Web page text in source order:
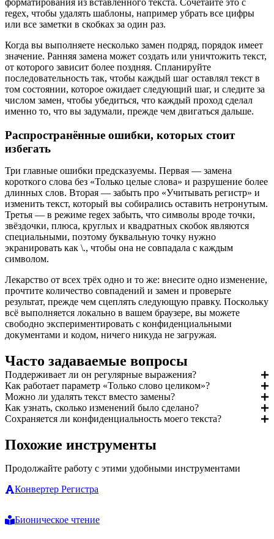
форматирования из вставленного текста. Сочетайте это с
regex, чтобы удалять шаблоны, например убрать все цифры
или все заметки в скобках за один раз.
Когда вы выполняете несколько замен подряд, порядок имеет
значение. Ранняя замена может создать или уничтожить текст,
от которого зависит более поздняя. Спланируйте
последовательность так, чтобы каждый шаг оставлял текст в
том состоянии, которое ожидает следующий шаг, и следите за
числом замен, чтобы убедиться, что каждый проход сделал
именно то, что вы задумали, прежде чем двигаться дальше.
Распространённые ошибки, которых стоит
избегать
Три главные ошибки предсказуемы. Первая — замена
короткого слова без «Только целые слова» и разрушение более
длинных слов. Вторая — забыть про «Учитывать регистр» и
изменить текст, который вы собирались оставить нетронутым.
Третья — в режиме regex забыть, что символы вроде точки,
звёздочки, плюса, круглых и квадратных скобок являются
специальными, поэтому буквальную точку нужно
экранировать как \., чтобы она не совпадала с каждым
символом.
Лекарство от всех трёх одно и то же: внесите одно изменение,
прочтите количество совпадений и замен и проверьте
результат, прежде чем сцеплять следующую правку. Поскольку
всё выполняется локально в вашем браузере, вы можете
свободно экспериментировать с конфиденциальными
документами и кодом, ничего никуда не загружая.
Часто задаваемые вопросы
Поддерживает ли он регулярные выражения?
Как работает параметр «Только слово целиком»?
Можно ли удалять текст вместо замены?
Как узнать, сколько изменений было сделано?
Сохраняется ли конфиденциальность моего текста?
Похожие инструменты
Продолжайте работу с этими удобными инструментами
Конвертер Регистра
Бионическое чтение